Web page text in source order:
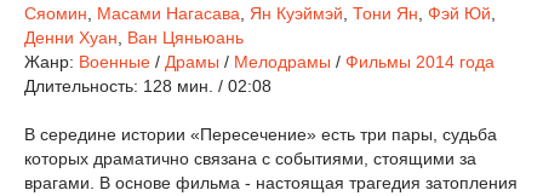
Сяомин
Масами Нагасава Ян Куэймэй Тони Ян Фэй Юй
Денни Хуан
Ван Цяньюань
Жанр: Военные / Драмы / Мелодрамы / Фильмы 2014 года
Длительность: 128 мин. / 02:08
В середине истории «Пересечение» есть три пары, судьба
которых драматично связана с событиями, стоящими за
врагами. В основе фильма - настоящая трагедия затопления